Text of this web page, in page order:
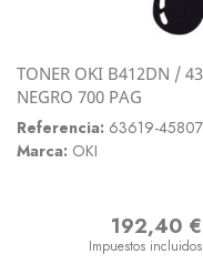
TONER OKI B412DN /
NEGRO 700 PAG
Referencia: 63619-
Marca: OKI
Precio
192,40 €
Impuestos incluidos